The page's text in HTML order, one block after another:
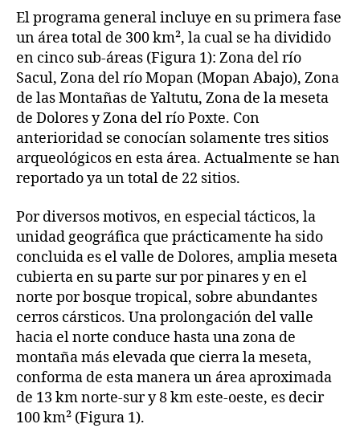
El programa general incluye en su primera fase
un área total de 300 km², la cual se ha dividido
en cinco sub-áreas (Figura 1): Zona del río
Sacul, Zona del río Mopan (Mopan Abajo), Zona
de las Montañas de Yaltutu, Zona de la meseta
de Dolores y Zona del río Poxte. Con
anterioridad se conocían solamente tres sitios
arqueológicos en esta área. Actualmente se han
reportado ya un total de 22 sitios.
Por diversos motivos, en especial tácticos, la
unidad geográfica que prácticamente ha sido
concluida es el valle de Dolores, amplia meseta
cubierta en su parte sur por pinares y en el
norte por bosque tropical, sobre abundantes
cerros cársticos. Una prolongación del valle
hacia el norte conduce hasta una zona de
montaña más elevada que cierra la meseta,
conforma de esta manera un área aproximada
de 13 km norte-sur y 8 km este-oeste, es decir
100 km² (Figura 1).